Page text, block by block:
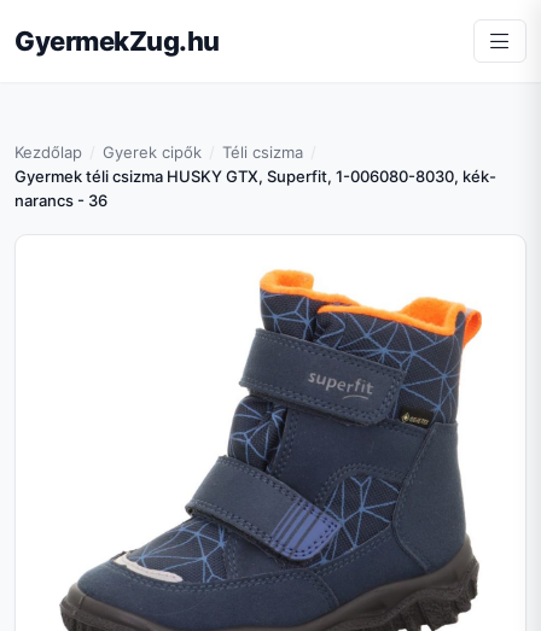
GyermekZug.hu
Kezdőlap Gyerek cipők
Téli csizma
Gyermek téli csizma HUSKY GTX, Superfit, 1-006080-8030, kék-
narancs - 36